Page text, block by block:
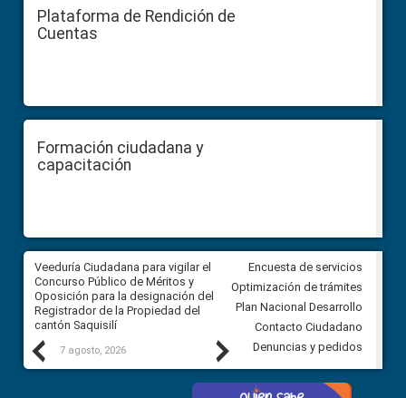
Plataforma de Rendición de
Cuentas
Formación ciudadana y
capacitación
Previous
Veeduría Ciudadana para vigilar el
Concurso Público de Méritos y
Oposición para la designación del
Registrador de la Propiedad del
cantón Saquisilí
7 agosto, 2026
Veeduría Ciudadana para
construcción del asfaltado de
Ballenita del cantón Santa
7 agosto, 2026
Next
Encuesta de servicios
Optimización de trámites
Plan Nacional Desarrollo
Contacto Ciudadano
Denuncias y pedidos